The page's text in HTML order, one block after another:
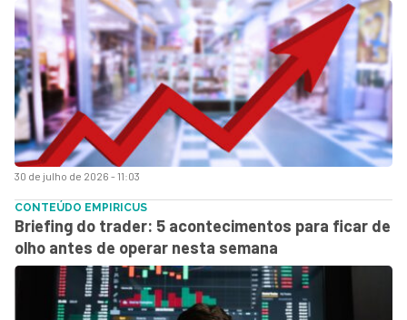
30 de julho de 2026 - 11:03
CONTEÚDO EMPIRICUS
Briefing do trader: 5 acontecimentos para ficar de
olho antes de operar nesta semana